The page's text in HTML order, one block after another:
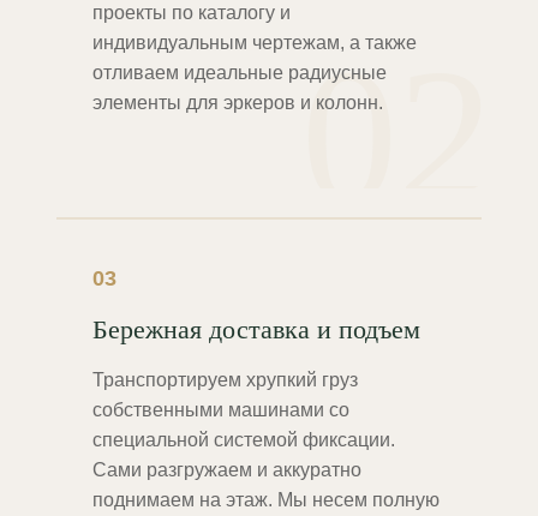
02
проекты по каталогу и
индивидуальным чертежам, а также
отливаем идеальные радиусные
элементы для эркеров и колонн.
03
Бережная доставка и подъем
Транспортируем хрупкий груз
собственными машинами со
специальной системой фиксации.
Сами разгружаем и аккуратно
поднимаем на этаж. Мы несем полную